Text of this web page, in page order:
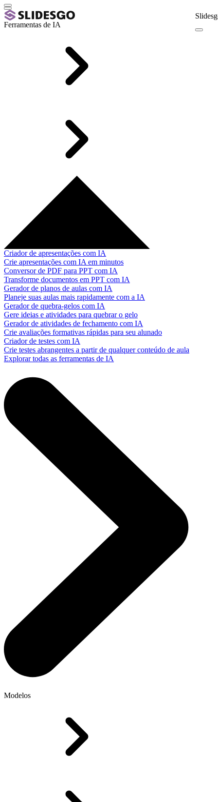
Ferramentas de IA
Criador de apresentações com IA
Crie apresentações com IA em minutos
Conversor de PDF para PPT com IA
Transforme documentos em PPT com IA
Gerador de planos de aulas com IA
Planeje suas aulas mais rapidamente com a IA
Gerador de quebra-gelos com IA
Gere ideias e atividades para quebrar o gelo
Gerador de atividades de fechamento com IA
Crie avaliações formativas rápidas para seu alunado
Criador de testes com IA
Crie testes abrangentes a partir de qualquer conteúdo de aula
Explorar todas as ferramentas de IA
Modelos